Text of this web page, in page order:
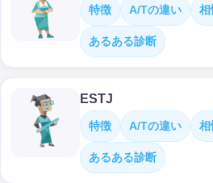
特徴 A/Tの違い 相
あるある診断
ESTJ
特徴 A/Tの違い 相
あるある診断